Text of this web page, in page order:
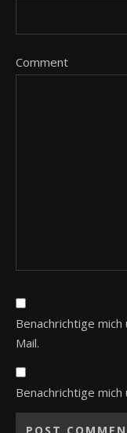
Comment
Benachrichtige
Mail.
Benachrichtige